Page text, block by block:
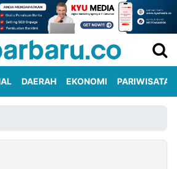
DAERAH EKONOMI PARIWISATA